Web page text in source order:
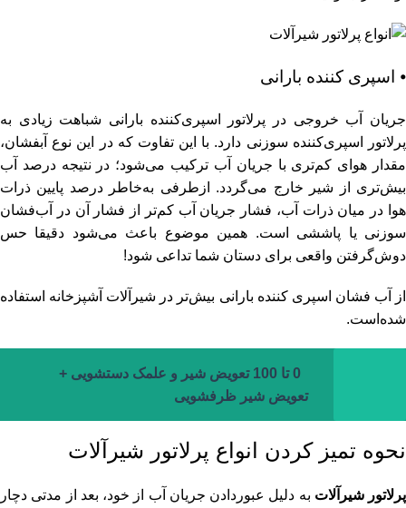
⦁ اسپری‌ کننده بارانی
جریان آب خروجی در پرلاتور اسپری‌کننده بارانی شباهت زیادی به
پرلاتور اسپری‌کننده سوزنی دارد. با این تفاوت که در این نوع آبفشان،
مقدار هوای کم‌تری با جریان آب ترکیب می‌شود؛ در نتیجه درصد آب
بیش‌تری از شیر خارج می‌گردد. ازطرفی به‌خاطر درصد پایین ذرات
هوا در میان ذرات آب، فشار جریان آب کم‌تر از فشار آن در آب‌فشان
سوزنی یا پاششی است. همین موضوع باعث می‌شود دقیقا حس
دوش‌گرفتن واقعی برای دستان شما تداعی شود!
از آب‌ فشان اسپری‌ کننده بارانی بیش‌تر در شیرآلات آشپزخانه استفاده
شده‌است.
0 تا 100 تعویض شیر و علمک دستشویی +
تعویض شیر ظرفشویی
نحوه تمیز کردن انواع پرلاتور شیرآلات
پرلاتور شیرآلات به‌ دلیل عبوردادن جریان آب از خود، بعد از مدتی دچار